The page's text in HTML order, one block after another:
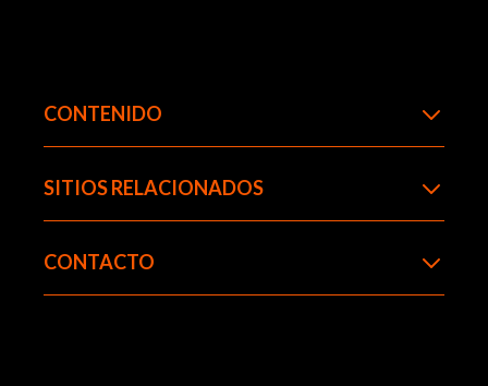
CONTENIDO
SITIOS RELACIONADOS
CONTACTO